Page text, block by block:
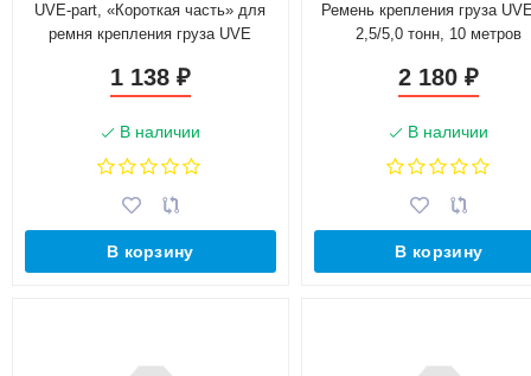
UVE-part, «Короткая часть» для
ремня крепления груза UVE
1 138 ₽
В наличии
В корзину
Ремень крепления груза
2,5/5,0 тонн, 10 метров
2 180₽
В наличии
В корзину